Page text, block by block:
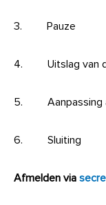
3. Pauze
4. Uitslag van
5. Aanpassing
6. Sluiting
Afmelden via